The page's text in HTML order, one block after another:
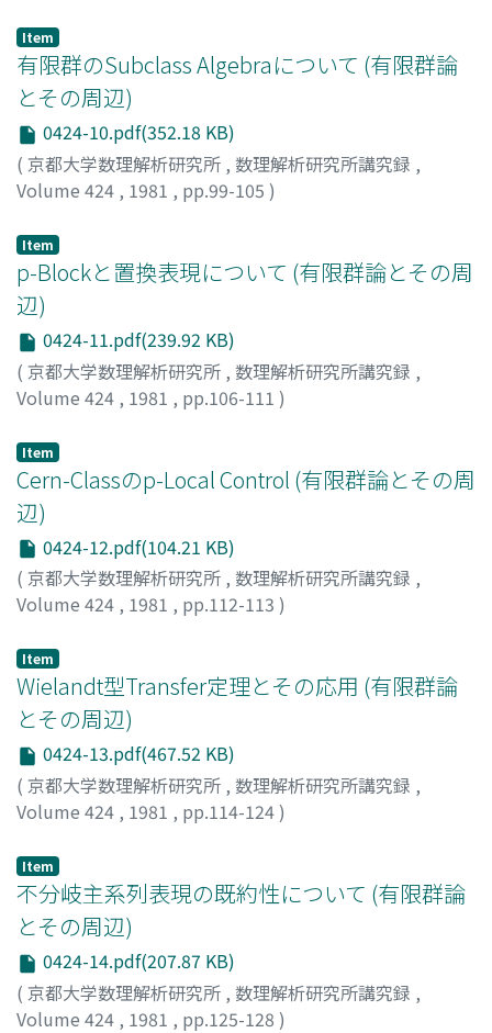
Item
有限群のSubclass Algebraについて (有限群論
とその周辺)
0424-10.pdf(352.18 KB)
( 京都大学数理解析研究所 , 数理解析研究所講究録 ,
Volume 424 , 1981 , pp.99-105 )
Item
p-Blockと置換表現について (有限群論とその周
辺)
0424-11.pdf(239.92 KB)
( 京都大学数理解析研究所 , 数理解析研究所講究録 ,
Volume 424 , 1981 , pp.106-111 )
Item
Cern-Classのp-Local Control (有限群論とその周
辺)
0424-12.pdf(104.21 KB)
( 京都大学数理解析研究所 , 数理解析研究所講究録 ,
Volume 424 , 1981 , pp.112-113 )
Item
Wielandt型Transfer定理とその応用 (有限群論
とその周辺)
0424-13.pdf(467.52 KB)
( 京都大学数理解析研究所 , 数理解析研究所講究録 ,
Volume 424 , 1981 , pp.114-124)
Item
不分岐主系列表現の既約性について (有限群論
とその周辺)
0424-14.pdf(207.87 KB)
( 京都大学数理解析研究所 , 数理解析研究所講究録 ,
Volume 424 , 1981 , pp.125-128 )